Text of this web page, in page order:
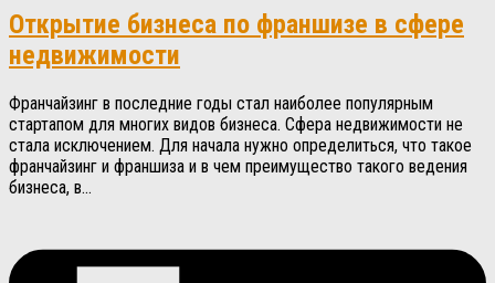
Открытие бизнеса по франшизе в сфере
недвижимости
Франчайзинг в последние годы стал наиболее популярным
стартапом для многих видов бизнеса. Сфера недвижимости не
стала исключением. Для начала нужно определиться, что такое
франчайзинг и франшиза и в чем преимущество такого ведения
бизнеса, в...